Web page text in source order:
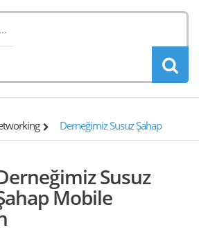
Derneğimiz Susuz Şahap
Susuz
Mobile